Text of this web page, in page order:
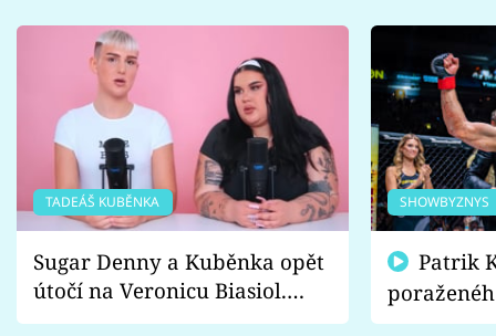
TADEÁŠ KUBĚNKA
Sugar Denny a Kuběnka opět
útočí na Veronicu Biasiol.
Proč je podle nich falešná a
SHOWBYZNYS
fanoušci